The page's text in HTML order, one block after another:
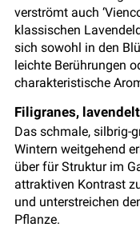
verströmt auch
klassischen
sich sowohl in den
leichte Berührungen
charakteristische
Filigranes,
Das schmale, silbrig-
Wintern weitgehend
über für Struktur im
attraktiven Kontrast
und unterstreichen
Pflanze.